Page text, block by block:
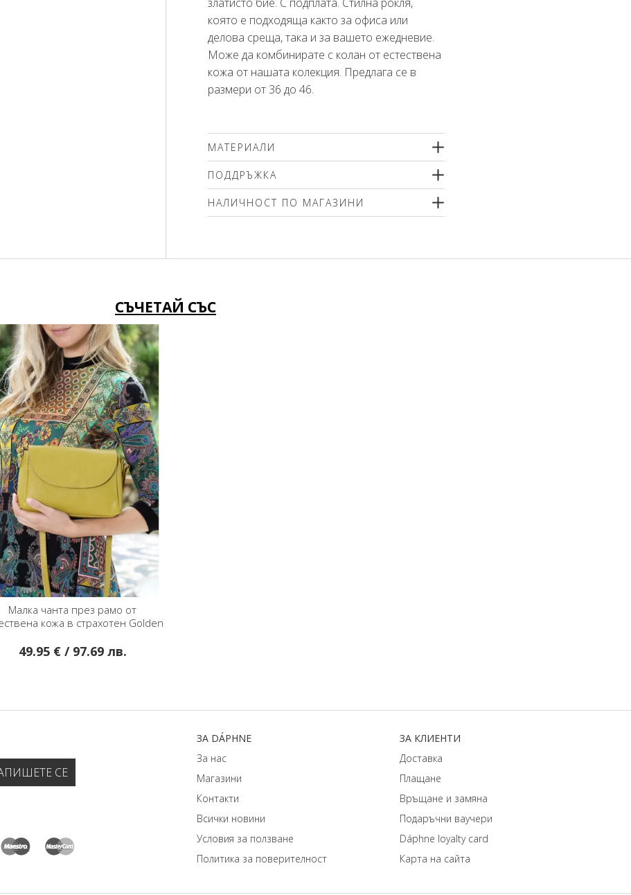
която е подходяща както за офиса или
делова среща, така и за вашето ежедневие.
Може да комбинирате с колан от естествена
кожа от нашата колекция. Предлага се в
размери от 36 до 46.
МАТЕРИАЛИ
подплата 100% полиестер
ПОДДРЪЖКА
(max.40'С ) с центрофугиране или химическо
чистене. Използвайте меки перилни препарати
НАЛИЧНОСТ ПО МАГАЗИНИ
СЪЧЕТАЙ СЪС
Малка чанта през рамо от
кожа в страхотен Golden
49.95 € / 97.69 лв.
ЗA DÁPHNЕ
За нас
Магазини
Контакти
Всички новини
Условия за ползване
Политика за поверителност
ЗA КЛИЕНТИ
Доставка
Плащане
Връщане и замяна
Подаръчни ваучери
Dáphnе loyalty card
Карта на сайта